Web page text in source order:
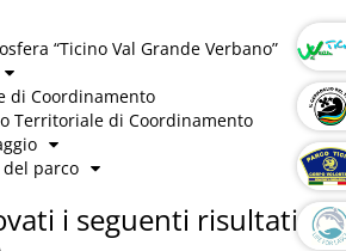
“Ticino Val Grande Verbano”
di Coordinamento
Territoriale di Coordinamento
del parco
i seguenti risultati